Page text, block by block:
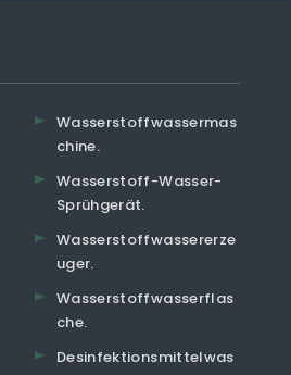
Wasserstoffwassermas
chine.
Wasserstoff-Wasser-
Sprühgerät.
Wasserstoffwassererze
uger.
Wasserstoffwasserflas
che.
Desinfektionsmittelwas